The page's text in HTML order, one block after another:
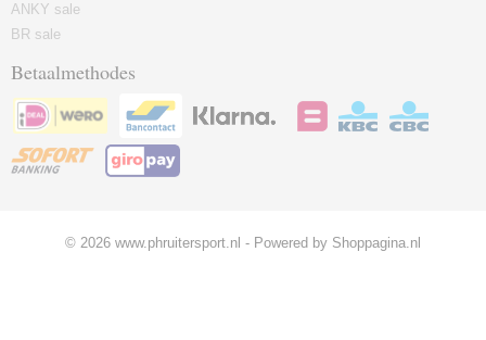
ANKY sale
BR sale
Betaalmethodes
© 2026 www.phruitersport.nl - Powered by Shoppagina.nl